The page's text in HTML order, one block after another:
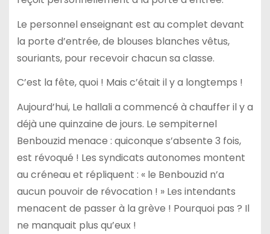
Le personnel enseignant est au complet devant
la porte d’entrée, de blouses blanches vêtus,
souriants, pour recevoir chacun sa classe.
C’est la fête, quoi ! Mais c’était il y a longtemps !
Aujourd’hui, Le hallali a commencé à chauffer il y a
déjà une quinzaine de jours. Le sempiternel
Benbouzid menace : quiconque s’absente 3 fois,
est révoqué ! Les syndicats autonomes montent
au créneau et répliquent : « le Benbouzid n’a
aucun pouvoir de révocation ! » Les intendants
menacent de passer à la grève ! Pourquoi pas ? Il
ne manquait plus qu’eux !